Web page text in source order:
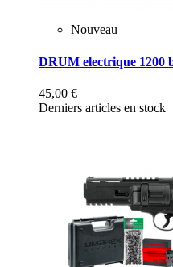
Nouveau
DRUM electrique 1200
45,00 €
Derniers articles en stock